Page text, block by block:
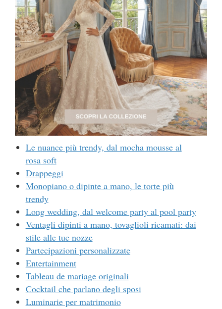
Le nuance più trendy, dal mocha mousse al
rosa soft
Drappeggi
Monopiano o dipinte a mano, le torte più
trendy
Long wedding, dal welcome party al pool party
Ventagli dipinti a mano, tovaglioli ricamati: dai
stile alle tue nozze
Partecipazioni personalizzate
Entertainment
Tableau de mariage originali
Cocktail che parlano degli sposi
Luminarie per matrimonio